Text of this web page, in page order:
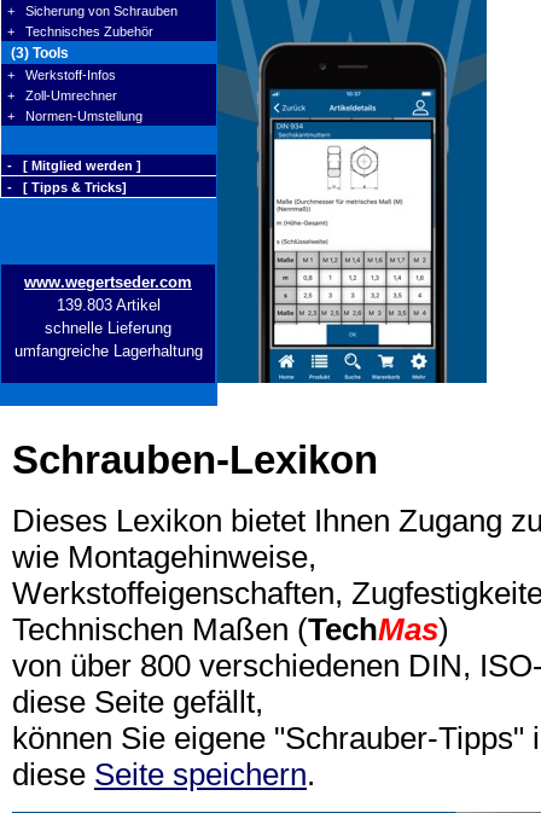
+ Sicherung von Schrauben
+ Technisches Zubehör
(3) Tools
+ Werkstoff-Infos
+ Zoll-Umrechner
+ Normen-Umstellung
- [ Mitglied werden ]
- [ Tipps & Tricks]
www.wegertseder.com
139.803 Artikel
schnelle Lieferung
umfangreiche Lagerhaltung
Schrauben-Lexikon
Dieses Lexikon bietet Ihnen Zugang
wie Montagehinweise,
Werkstoffeigenschaften,
Technischen Maßen (TechMas)
von über 800 verschiedenen DIN,
diese Seite gefällt,
können Sie eigene "Schrauber-Tipps"
diese Seite speichern.